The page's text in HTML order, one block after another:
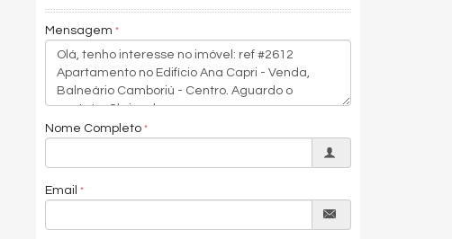
Mensagem
Nome Completo
Email